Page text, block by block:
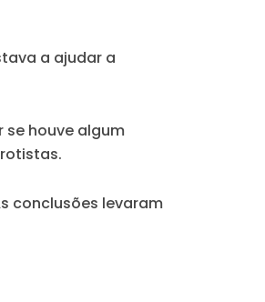
a ajudar a
houve algum
conclusões levaram